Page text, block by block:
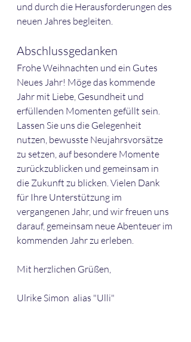
und durch die Herausforderungen des
neuen Jahres begleiten.
Abschlussgedanken
Frohe Weihnachten und ein Gutes
Neues Jahr! Möge das kommende
Jahr mit Liebe, Gesundheit und
erfüllenden Momenten gefüllt sein.
Lassen Sie uns die Gelegenheit
nutzen, bewusste Neujahrsvorsätze
zu setzen, auf besondere Momente
zurückzublicken und gemeinsam in
die Zukunft zu blicken. Vielen Dank
für Ihre Unterstützung im
vergangenen Jahr, und wir freuen uns
darauf, gemeinsam neue Abenteuer im
kommenden Jahr zu erleben.
Mit herzlichen Grüßen,
Ulrike Simon  alias "Ulli"